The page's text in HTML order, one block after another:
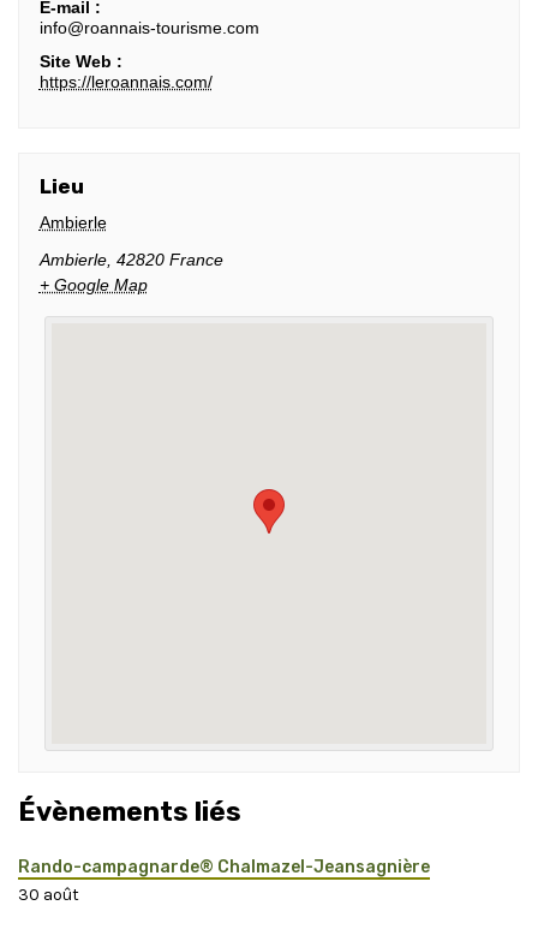
E-mail :
info@roannais-tourisme.com
Site Web :
https://leroannais.com/
Lieu
Ambierle
Ambierle, 42820 France
+ Google Map
Évènements liés
Rando-campagnarde® Chalmazel-Jeansagnière
30 août